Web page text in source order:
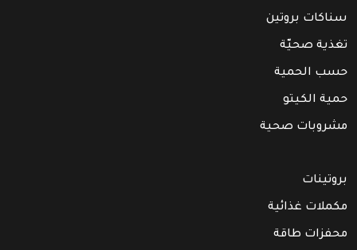
سناكات بروتين
تغذية صحيّة
حسب الحمية
حمية الكيتو
مشروبات صحية
بروتينات
مكملات غذائية
محفزات طاقة